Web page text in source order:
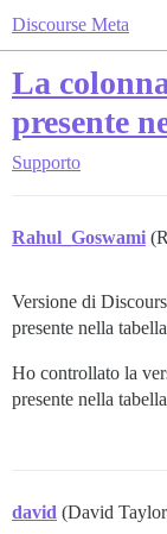
Discourse Meta
La
presente
Supporto
Rahul_Goswami
Versione di
presente nella
Ho controllato la
presente nella
david (David